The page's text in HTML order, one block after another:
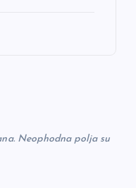
Neophodna polja su